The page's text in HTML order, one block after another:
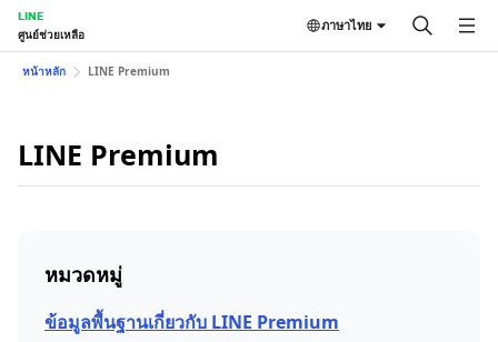
LINE
ศูนย์ช่วยเหลือ
ภาษาไทย
หน้าหลัก LINE Premium
LINE Premium
หมวดหมู่
ข้อมูลพื้นฐานเกี่ยวกับ LINE Premium